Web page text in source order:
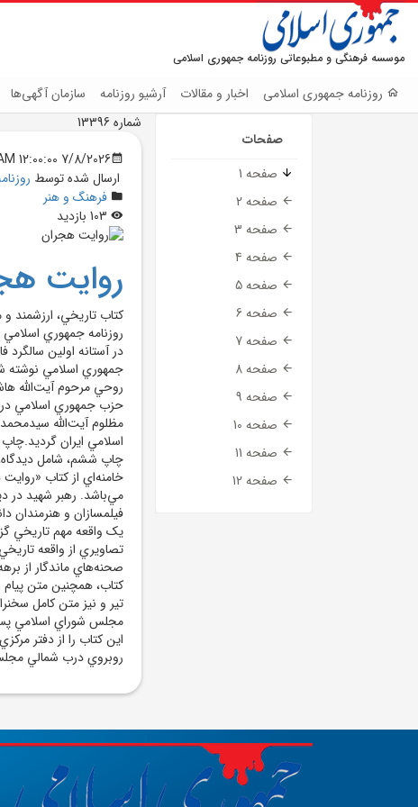
موسسه فرهنگی و مطبوعاتی روزنامه جمهوری اسلامی
روزنامه جمهوری اسلامی اخبار و مقالات آرشیو روزنامه سازمان آگهی‌ها
صفحات
صفحه 1
صفحه 2
صفحه 3
صفحه 4
صفحه 5
صفحه 6
صفحه 7
صفحه 8
صفحه 9
صفحه 10
صفحه 11
صفحه 12
شماره 13396
7/8/2026 12:00:00 AM
ارسال شده توسط
فرهنگ و هنر
روايت
کتاب تاريخي، ارزشمند
روزنامه جمهوري
در آستانه اولين
روحي مرحوم آيت‌الله
مظلوم آيت‌الله
اسلامي ايران
چاپ ششم، شامل
خامنه‌اي از کتاب
مي‌باشد. رهبر شهيد در
فيلمسازان و هنرمندان
يک واقعه مهم تاريخي
تصاويري از واقعه
کتاب، همچنين متن
تير و نيز متن کامل
مجلس شوراي اسلامي پس
اين کتاب را از دفتر
روبروي درب شمالي